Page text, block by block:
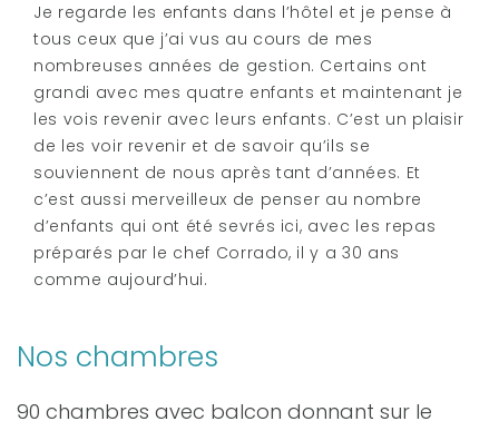
Je regarde les enfants dans l’hôtel et je pense à
tous ceux que j’ai vus au cours de mes
nombreuses années de gestion. Certains ont
grandi avec mes quatre enfants et maintenant je
les vois revenir avec leurs enfants. C’est un plaisir
de les voir revenir et de savoir qu’ils se
souviennent de nous après tant d’années. Et
c’est aussi merveilleux de penser au nombre
d’enfants qui ont été sevrés ici, avec les repas
préparés par le chef Corrado, il y a 30 ans
comme aujourd’hui.
Nos chambres
90 chambres avec balcon donnant sur le